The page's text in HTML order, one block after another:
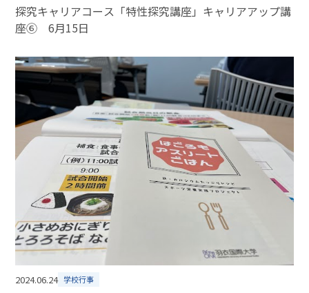
探究キャリアコース「特性探究講座」キャリアアップ講
座⑥ 6月15日
2024.06.24 学校行事